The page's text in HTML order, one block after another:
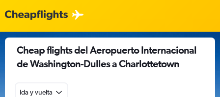
Cheap flights del Aeropuerto Internacional
de Washington-Dulles a Charlottetown
Ida y vuelta